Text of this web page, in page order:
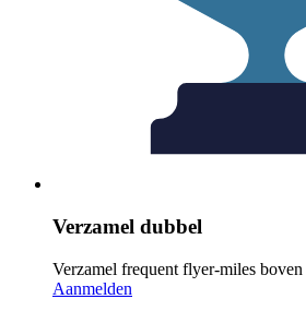
Verzamel dubbel
Verzamel frequent flyer-miles
Aanmelden